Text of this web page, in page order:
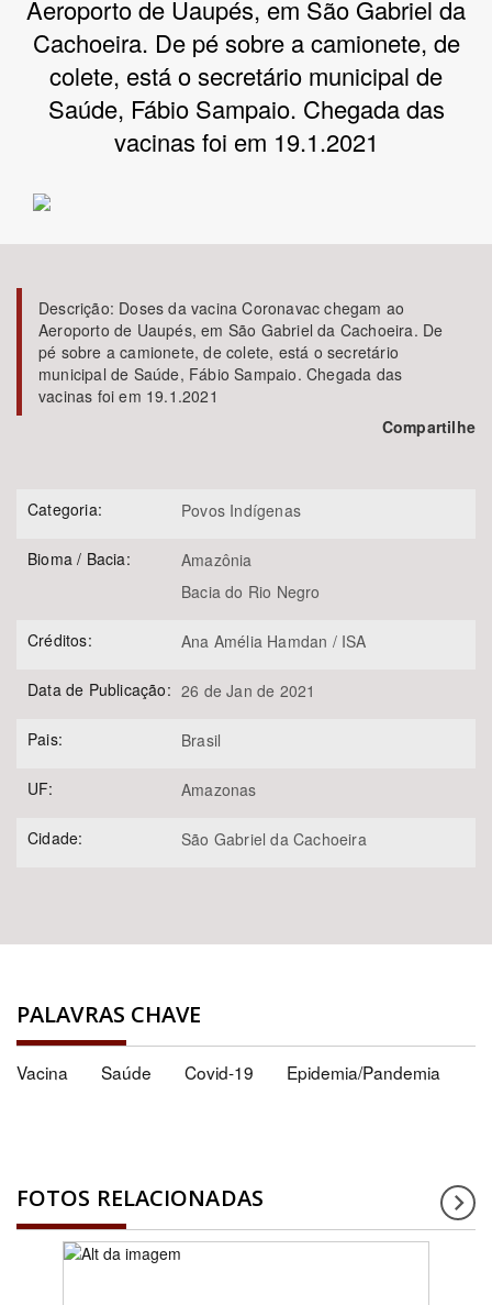
Bioma / Bacia
Tema
BUSCAR
Aeroporto de Uaupés, em São Gabriel da
Cachoeira. De pé sobre a camionete, de
colete, está o secretário municipal de
Saúde, Fábio Sampaio. Chegada das
vacinas foi em 19.1.2021
Descrição: Doses da vacina Coronavac chegam ao
Aeroporto de Uaupés, em São Gabriel da Cachoeira. De
pé sobre a camionete, de colete, está o secretário
municipal de Saúde, Fábio Sampaio. Chegada das
vacinas foi em 19.1.2021
Compartilhe
Categoria: Povos Indígenas
Bioma / Bacia:
Amazônia
Bacia do Rio Negro
Créditos: Ana Amélia Hamdan / ISA
Data de Publicação: 26 de Jan de 2021
Pais: Brasil
UF: Amazonas
Cidade: São Gabriel da Cachoeira
PALAVRAS CHAVE
Vacina Saúde Covid-19 Epidemia/Pandemia
FOTOS RELACIONADAS